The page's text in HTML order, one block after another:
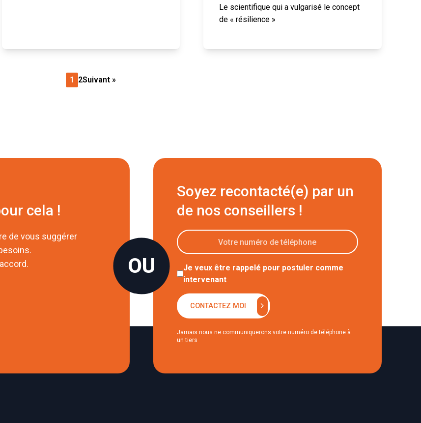
Le scientifique qui a vulgarisé le concept
de « résilience »
1 2Suivant »
cela !
de vous suggérer
Soyez recontacté(e) par un
de nos conseillers !
Je veux être rappelé pour postuler comme
intervenant
CONTACTEZ MOI chevron_right
Jamais nous ne communiquerons votre numéro de téléphone à
un tiers